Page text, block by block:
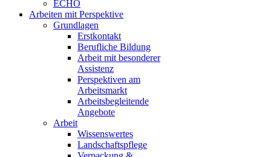
ECHO
Arbeiten mit Perspektive
Grundlagen
Erstkontakt
Berufliche Bildung
Arbeit mit besonderer
Assistenz
Perspektiven am
Arbeitsmarkt
Arbeitsbegleitende
Angebote
Arbeit
Wissenswertes
Landschaftspflege